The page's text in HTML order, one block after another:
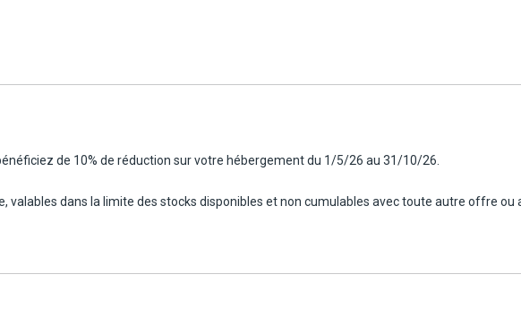
palmeraie de 2 hectares, à environ 950 m de la plage et 500 m du centre-ville. L'hôtel
de calme, en raison notamment de la présence d'une discothèque à proximité
de 10% de réduction sur votre hébergement du 1/5/26 au 31/10/26.
valables dans la limite des stocks disponibles et non cumulables avec toute autre offre